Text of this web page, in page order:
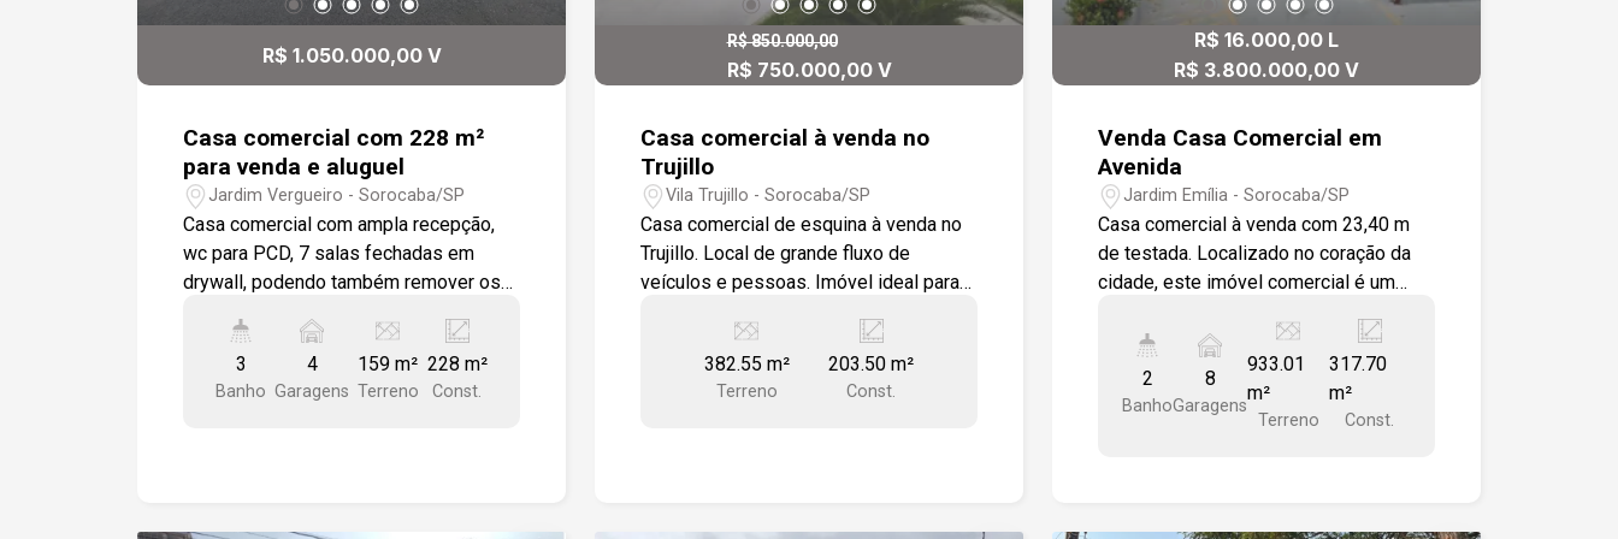
profissionais quanto o acolhimento aos
clientes. No fundo, uma área verde com
cascata e espelho d´água completa o
serenidade, ideal para quem busca um
espaço com harmonia entre
funcionalidade e natureza. Tudo isso
em uma localização privilegiada,
rodeada por comércio, serviços e com
excelente fluxo de pessoas.
R$ 1.050.000,00 V
Casa comercial com 228 m²
para venda e aluguel
Jardim Vergueiro - Sorocaba/SP
Casa comercial com ampla recepção,
wc para PCD, 7 salas fechadas em
drywall, podendo também remover os
maiores. 2 cozinhas com armários e pia
em granito, wc masculino e feminino.
Imóvel de esquina com 4 vagas de
3
Banho
4
Garagens
159 m²
Terreno
228 m²
Const.
R$ 850.000,00
R$ 750.000,00 V
Casa comercial à venda no
Trujillo
Vila Trujillo - Sorocaba/SP
Casa comercial de esquina à venda no
Trujillo. Local de grande fluxo de
veículos e pessoas. Imóvel ideal para
382.55 m²
Terreno
203.50 m²
Const.
R$ 16.000,00 L
R$ 3.800.000,00 V
Venda Casa Comercial em
Avenida
Jardim Emília - Sorocaba/SP
Casa comercial à venda com 23,40 m
de testada. Localizado no coração da
cidade, este imóvel comercial é um
empreendedores. Com uma localização
privilegiada, você estará no centro da
ação, com fácil acesso a clientes,
fornecedores e parceiros. A região é
2
Banho
8
Garagens
933.01
m²
Terreno
317.70
m²
Const.